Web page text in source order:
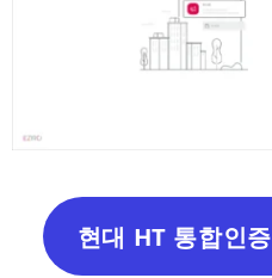
현대 HT 통합인